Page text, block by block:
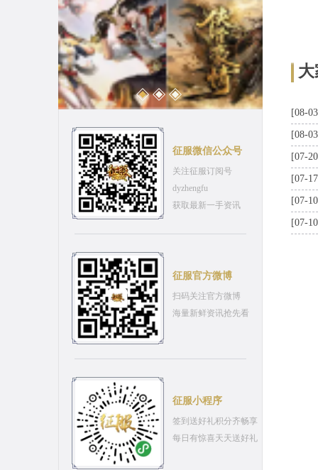
征服微信公众号
关注征服订阅号
dyzhengfu
获取最新一手资讯
征服官方微博
扫码关注官方微博
海量新鲜资讯抢先看
征服小程序
签到送好礼积分齐畅享
每日有惊喜天天送好礼
[08-
[08-
[07-
[07-
[07-
[07-